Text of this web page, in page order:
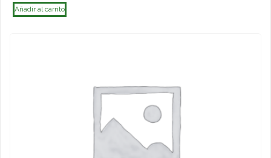
Añadir al carrito